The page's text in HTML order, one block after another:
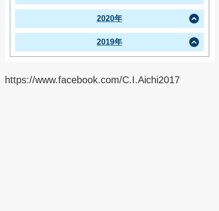
2020年
2019年
https://www.facebook.com/C.I.Aichi2017